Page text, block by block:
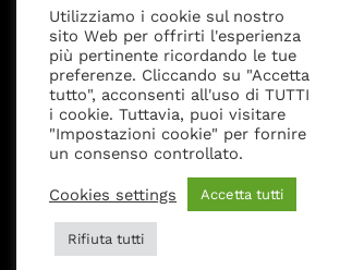
Privacy Policy Cookies settings Legal Notice
Utilizziamo i cookie sul nostro
sito Web per offrirti l'esperienza
più pertinente ricordando le tue
preferenze. Cliccando su "Accetta
tutto", acconsenti all'uso di TUTTI
i cookie. Tuttavia, puoi visitare
"Impostazioni cookie" per fornire
un consenso controllato.
Cookies settings Accetta tutti
Rifiuta tutti